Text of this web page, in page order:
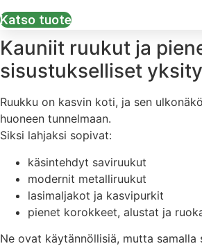
Katso tuote
Kauniit ruukut ja
sisustukselliset
Ruukku on kasvin koti, ja sen
huoneen tunnelmaan.
Siksi lahjaksi sopivat:
käsintehdyt saviruukut
modernit metalliruukut
lasimaljakot ja kasvipurkit
pienet korokkeet, alustat ja
Ne ovat käytännöllisiä, mutta samalla